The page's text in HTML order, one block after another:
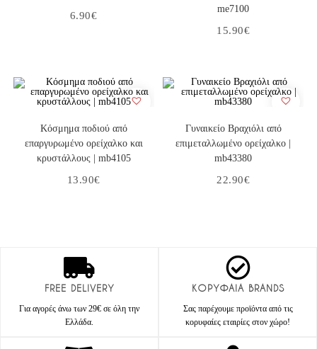
6.90€
me7100
15.90€
Κόσμημα ποδιού από
επαργυρωμένο ορείχαλκο και
κρυστάλλους | mb4105
13.90€
Γυναικείο Βραχιόλι από
επιμεταλλωμένο ορείχαλκο |
mb43380
22.90€
FREE DELIVERY
Για αγορές άνω των 29€ σε όλη την
Ελλάδα.
ΚΟΡΥΦΑΙΑ BRANDS
Σας παρέχουμε προϊόντα από τις
κορυφαίες εταιρίες στον χώρο!